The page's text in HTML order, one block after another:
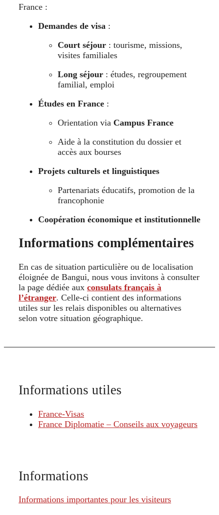
France :
Demandes de visa :
Court séjour : tourisme, missions,
visites familiales
Long séjour : études, regroupement
familial, emploi
Études en France :
Orientation via Campus France
Aide à la constitution du dossier et
accès aux bourses
Projets culturels et linguistiques
Partenariats éducatifs, promotion de la
francophonie
Coopération économique et institutionnelle
Informations complémentaires
En cas de situation particulière ou de localisation
éloignée de Bangui, nous vous invitons à consulter
la page dédiée aux consulats français à
l’étranger. Celle-ci contient des informations
utiles sur les relais disponibles ou alternatives
selon votre situation géographique.
Informations utiles
France-Visas
France Diplomatie – Conseils aux voyageurs
Informations
Informations importantes pour les visiteurs